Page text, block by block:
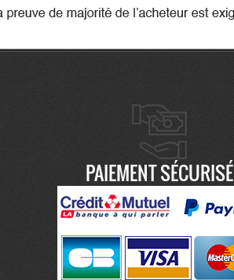
PAIEMENT SÉCURISÉ